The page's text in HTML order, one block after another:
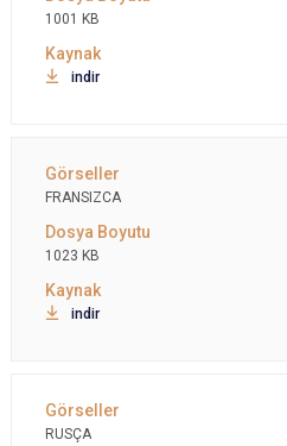
1001 KB
indir
FRANSIZCA
1023 KB
indir
RUSÇA